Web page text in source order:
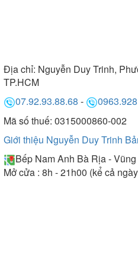
Địa chỉ: Nguyễn Duy Trinh,
TP.HCM
07.92.93.88.68 -
Mã số thuế: 0315000860-002
Giới thiệu Nguyễn Duy Trinh
Bếp Nam Anh Bà Rịa - Vũng
Mở cửa : 8h - 21h00 (kể cả